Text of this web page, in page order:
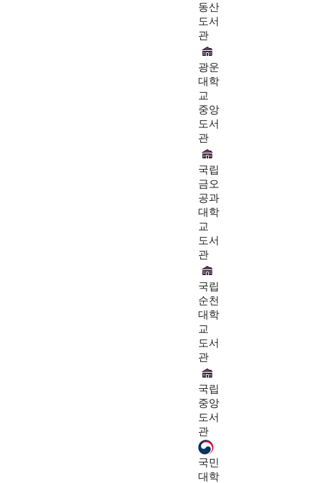
동산
도서
관
광운
대학
교
중앙
도서
관
국립
금오
공과
대학
교
도서
관
국립
순천
대학
교
도서
관
국립
중앙
도서
관
국민
대학